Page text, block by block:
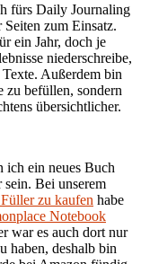
fürs Daily Journaling
Seiten zum Einsatz.
ein Jahr, doch je
niederschreibe,
Außerdem bin
zu befüllen, sondern
übersichtlicher.
ich ein neues Buch
Bei unserem
zu kaufen habe
Notebook
war es auch dort nur
haben, deshalb bin